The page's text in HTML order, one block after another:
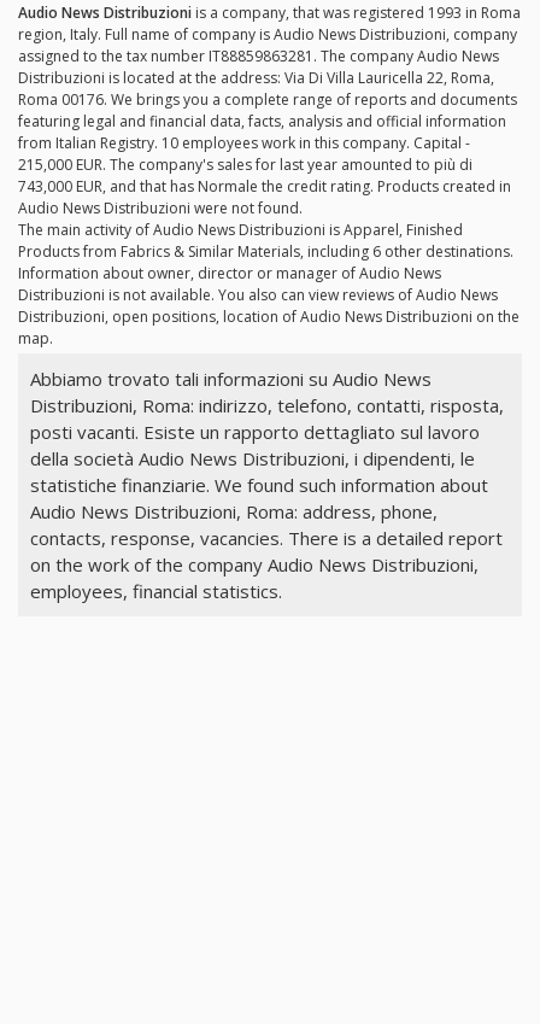
Audio News Distribuzioni is a company, that was registered 1993 in Roma
region, Italy. Full name of company is Audio News Distribuzioni, company
assigned to the tax number IT88859863281. The company Audio News
Distribuzioni is located at the address: Via Di Villa Lauricella 22, Roma,
Roma 00176. We brings you a complete range of reports and documents
featuring legal and financial data, facts, analysis and official information
from Italian Registry. 10 employees work in this company. Capital -
215,000 EUR. The company's sales for last year amounted to più di
743,000 EUR, and that has Normale the credit rating. Products created in
Audio News Distribuzioni were not found.
The main activity of Audio News Distribuzioni is Apparel, Finished
Products from Fabrics & Similar Materials, including 6 other destinations.
Information about owner, director or manager of Audio News
Distribuzioni is not available. You also can view reviews of Audio News
Distribuzioni, open positions, location of Audio News Distribuzioni on the
map.
Abbiamo trovato tali informazioni su Audio News
Distribuzioni, Roma: indirizzo, telefono, contatti, risposta,
posti vacanti. Esiste un rapporto dettagliato sul lavoro
della società Audio News Distribuzioni, i dipendenti, le
statistiche finanziarie. We found such information about
Audio News Distribuzioni, Roma: address, phone,
contacts, response, vacancies. There is a detailed report
on the work of the company Audio News Distribuzioni,
employees, financial statistics.